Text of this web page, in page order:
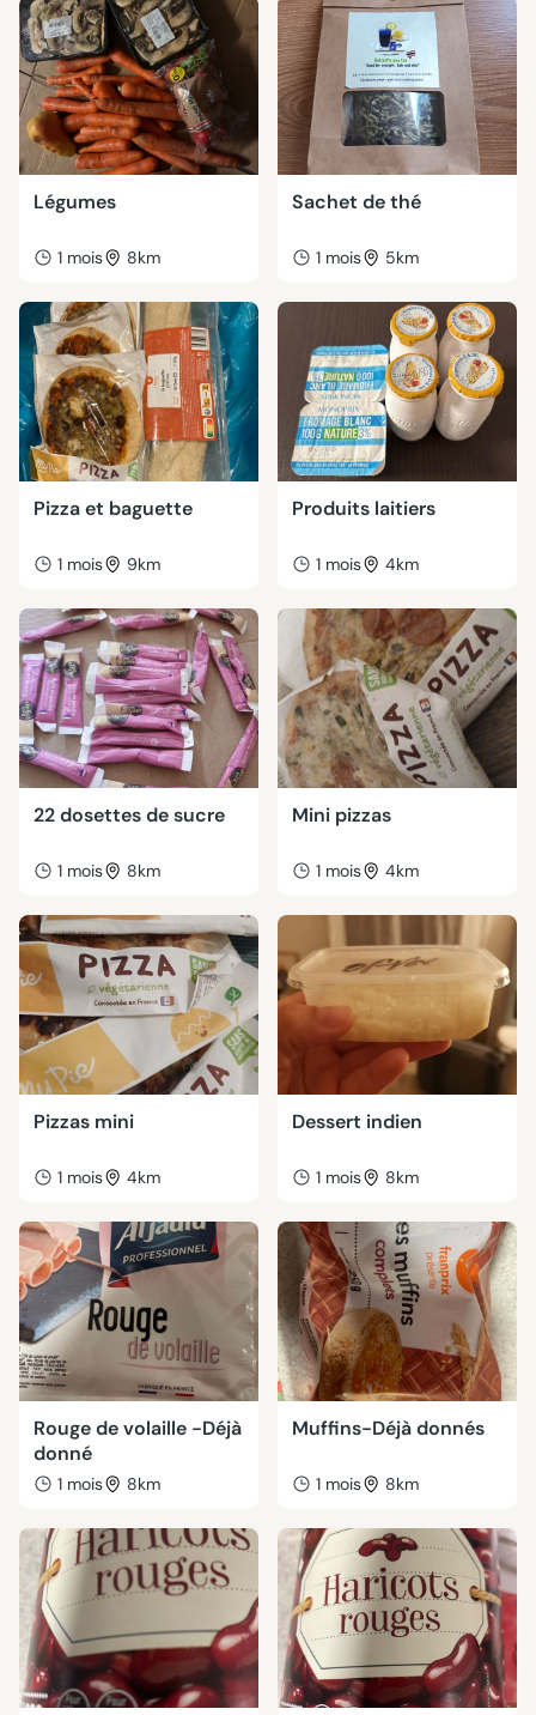
Légumes
1 mois 8km
Sachet de thé
1 mois 5km
Pizza et baguette
1 mois 9km
Produits laitiers
1 mois 4km
22 dosettes de sucre
1 mois 8km
Mini pizzas
1 mois 4km
Pizzas mini
1 mois 4km
Dessert indien
1 mois 8km
Rouge de volaille -Déjà
donné
1 mois 8km
Muffins-Déjà donnés
1 mois 8km